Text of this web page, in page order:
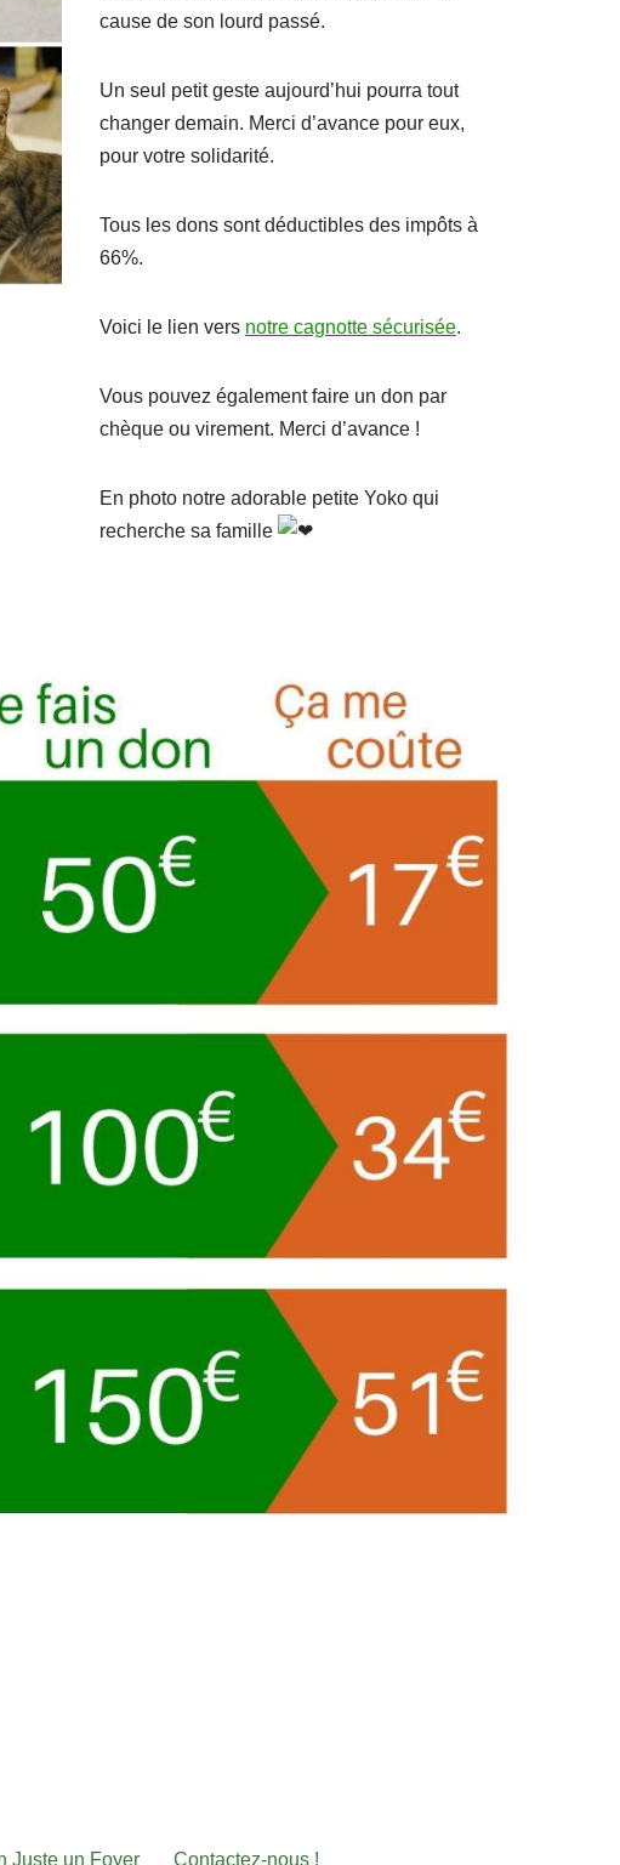
cause de son lourd passé.
Un seul petit geste aujourd’hui pourra tout
changer demain. Merci d’avance pour eux,
pour votre solidarité.
Tous les dons sont déductibles des impôts à
66%.
Voici le lien vers notre cagnotte sécurisée.
Vous pouvez également faire un don par
chèque ou virement. Merci d’avance !
En photo notre adorable petite Yoko qui
recherche sa famille
Juste un Foyer Contactez-nous !